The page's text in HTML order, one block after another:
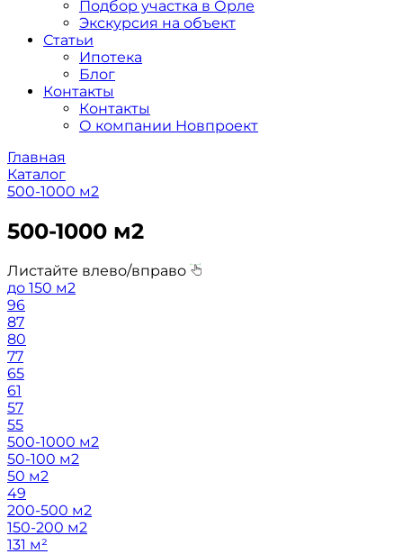
Подбор участка в Орле
Экскурсия на объект
Статьи
Ипотека
Блог
Контакты
Контакты
О компании Новпроект
Главная
Каталог
500-1000 м2
500-1000 м2
Листайте влево/вправо
до 150 м2
96
87
80
77
65
61
57
55
500-1000 м2
50-100 м2
50 м2
49
200-500 м2
150-200 м2
131 м²